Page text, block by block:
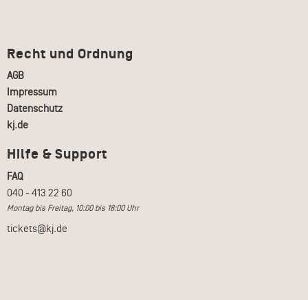
Recht und Ordnung
AGB
Impressum
Datenschutz
kj.de
Hilfe & Support
FAQ
040 - 413 22 60
Montag bis Freitag, 10:00 bis 18:00 Uhr
tickets@kj.de